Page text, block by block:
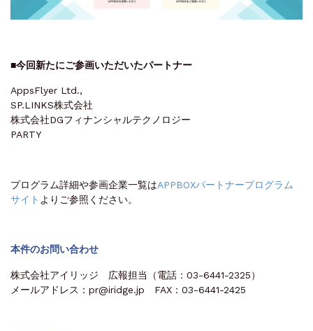
■今回新たにご参画いただいたパートナー
AppsFlyer Ltd.,
SP.LINKS株式会社
株式会社DGフィナンシャルテクノロジー
PARTY
プログラム詳細や参画企業一覧はAPPBOXパートナープログラム
サイト よりご参照ください。
本件のお問い合わせ
株式会社アイリッジ 広報担当（電話：03-6441-2325）
メールアドレス：pr@iridge.jp FAX：03-6441-2425